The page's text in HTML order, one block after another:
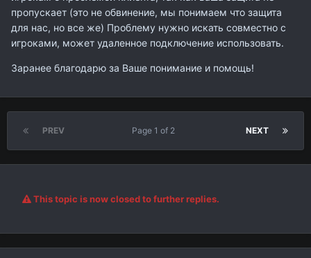
пропускает (это не обвинение, мы понимаем что защита
для нас, но все же) Проблему нужно искать совместно с
игроками, может удаленное подключение использовать.
Заранее благодарю за Ваше понимание и помощь!
PREV NEXT
Page 1 of 2
This topic is now closed to further replies.